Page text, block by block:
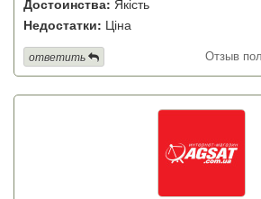
Недостатки: Ціна
Отзыв
ответить